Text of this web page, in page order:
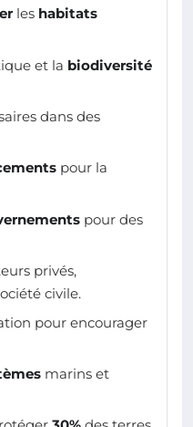
les habitats
et la biodiversité
dans des
pour la
pour des
privés,
civile.
pour encourager
marins et